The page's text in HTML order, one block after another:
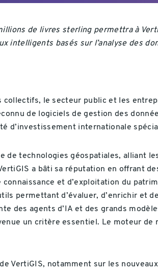
de livres sterling permettra à
intelligents basés sur l’analyse des
le secteur public et les
de logiciels de gestion des
d’investissement internationale
de technologies géospatiales, alliant
a bâti sa réputation en offrant
et d’exploitation du
permettant d’évaluer, d’enrichir et
des agents d’IA et des grands
un critère essentiel. Le moteur de
VertiGIS, notamment sur les